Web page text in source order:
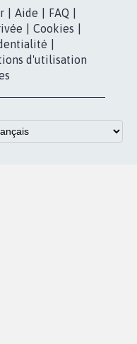
Aide FAQ
Cookies
d'utilisation